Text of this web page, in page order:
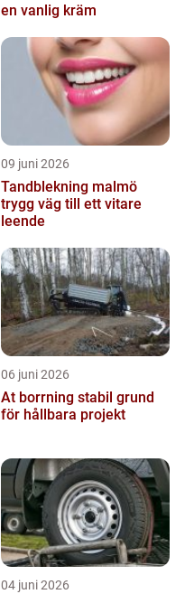
en vanlig kräm
09 juni 2026
Tandblekning malmö
trygg väg till ett vitare
leende
06 juni 2026
At borrning stabil grund
för hållbara projekt
04 juni 2026